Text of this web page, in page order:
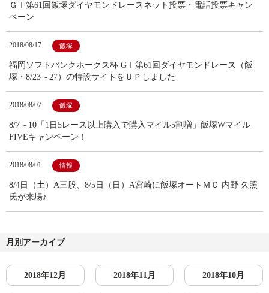
ＧⅠ第61回飯塚ダイヤモンドレースネット投票・電話投票キャン
ペーン
2018/08/17 飯塚
福岡ソフトバンクホークス杯 GⅠ第61回ダイヤモンドレース（飯
塚・8/23～27）の特設サイトをＵＰしました
2018/08/07 飯塚
8/7～10「1日5レース以上購入で購入マイル5割増」飯塚Wマイル
FIVEキャンペーン！
2018/08/01 情報
8/4日（土）A三股、8/5日（日）A宮崎に飯塚オートＭＣ 内野 久照
氏が来場♪
月別アーカイブ
2018年12月 2018年11月 2018年10月